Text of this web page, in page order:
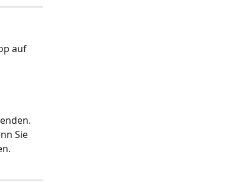
auf
Sie